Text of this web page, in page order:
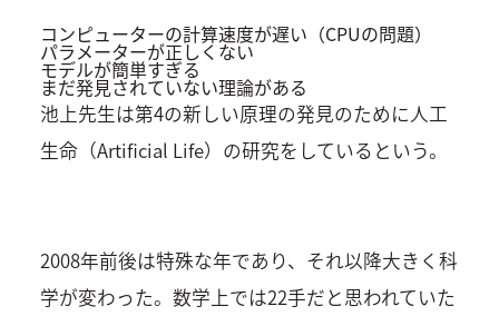
コンピューターの計算速度が遅い（CPUの問題）
パラメーターが正しくない
モデルが簡単すぎる
まだ発見されていない理論がある
池上先生は第4の新しい原理の発見のために人工
生命（Artificial Life）の研究をしているという。
2008年前後は特殊な年であり、それ以降大きく科
学が変わった。数学上では22手だと思われていた